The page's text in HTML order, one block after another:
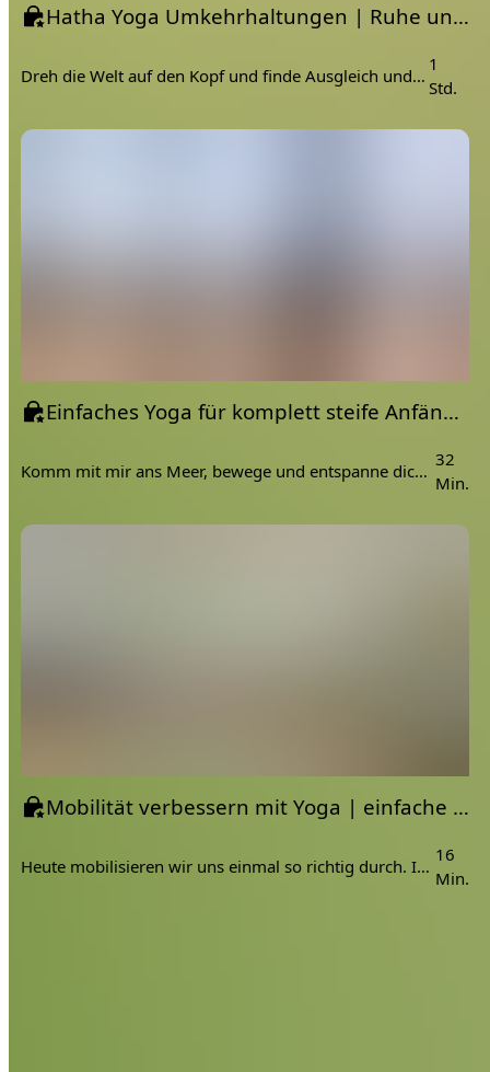
Hatha Yoga Umkehrhaltungen | Ruhe und Ausgleich finden
Dreh die Welt auf den Kopf und finde Ausgleich und Ruhe
1
Std.
Einfaches Yoga für komplett steife Anfänger | am Meer
Komm mit mir ans Meer, bewege und entspanne dich 🐚⛵️🐟. Für deinen Körper lege dir bitte eine Decke und einen Gürtel bereit. Wie immer gilt: alles kann, nichts muss. 💚
32
Min.
Mobilität verbessern mit Yoga | einfache Übungen am Boden | für Anfänger geeignet | Bali Video
Heute mobilisieren wir uns einmal so richtig durch. Ich habe meine Lieblingsübungen für dich eingepackt und hoffe natürlich du hast große Freude daran. Gefilmt haben wir in einem wunderschönen Palmen Park auf Bali 🌾. Ich muss mich manchmal selbst zwicken, weil die Umgebung so so schön war 🙈.
16
Min.